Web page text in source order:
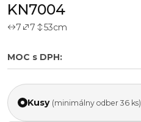
KN7004
7 7 53cm
MOC s DPH:
Kusy (minimálny odber 36 ks)